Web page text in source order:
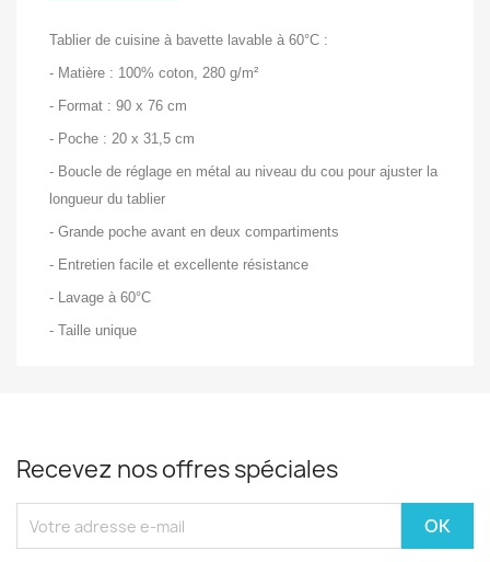
Tablier de cuisine à bavette lavable à 60°C :
- Matière : 100% coton, 280 g/m²
- Format : 90 x 76 cm
- Poche : 20 x 31,5 cm
- Boucle de réglage en métal au niveau du cou pour ajuster la
longueur du tablier
- Grande poche avant en deux compartiments
- Entretien facile et excellente résistance
- Lavage à 60°C
- Taille unique
Recevez nos offres spéciales